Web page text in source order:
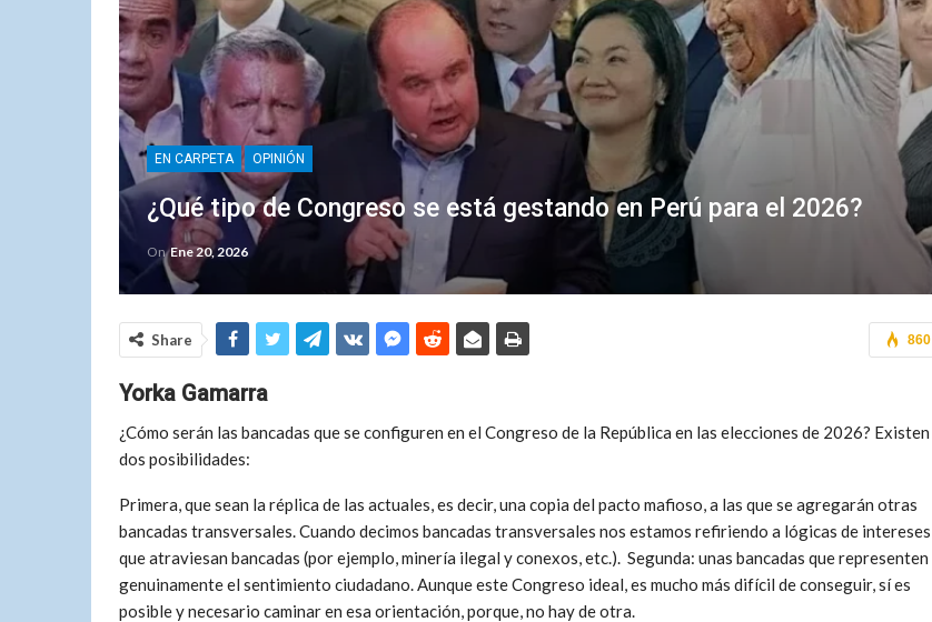
EN CARPETA OPINIÓN
¿Qué tipo de Congreso se está gestando en Perú para el 2026?
On Ene 20, 2026
860
Share
Yorka Gamarra
¿Cómo serán las bancadas que se configuren en el Congreso de la República en las elecciones de 2026? Existen
dos posibilidades:
Primera, que sean la réplica de las actuales, es decir, una copia del pacto mafioso, a las que se agregarán otras
bancadas transversales. Cuando decimos bancadas transversales nos estamos refiriendo a lógicas de intereses
que atraviesan bancadas (por ejemplo, minería ilegal y conexos, etc.). Segunda: unas bancadas que representen
genuinamente el sentimiento ciudadano. Aunque este Congreso ideal, es mucho más difícil de conseguir, sí es
posible y necesario caminar en esa orientación, porque, no hay de otra.